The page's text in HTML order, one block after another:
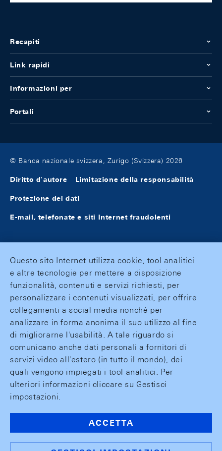
Recapiti
Link rapidi
Informazioni per
Portali
© Banca nazionale svizzera, Zurigo (Svizzera) 2026
Diritto d'autore Limitazione della responsabilità
Protezione dei dati
E-mail, telefonate e siti Internet fraudolenti
Questo sito Internet utilizza cookie, tool analitici
e altre tecnologie per mettere a disposizione
funzionalità, contenuti e servizi richiesti, per
personalizzare i contenuti visualizzati, per offrire
collegamenti a social media nonché per
analizzare in forma anonima il suo utilizzo al fine
di migliorarne l'usabilità. A tale riguardo si
comunicano anche dati personali a fornitori di
servizi video all'estero (in tutto il mondo), dei
quali vengono impiegati i tool analitici. Per
ulteriori informazioni cliccare su Gestisci
impostazioni.
ACCETTA